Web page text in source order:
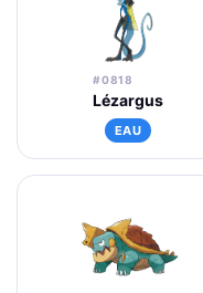
#0818
Lézargus
EAU